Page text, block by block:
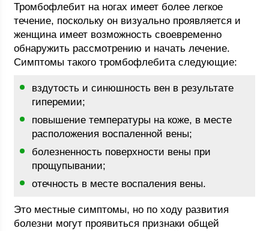
Тромбофлебит на ногах имеет более легкое
течение, поскольку он визуально проявляется и
женщина имеет возможность своевременно
обнаружить рассмотрению и начать лечение.
Симптомы такого тромбофлебита следующие:
вздутость и синюшность вен в результате
гиперемии;
повышение температуры на коже, в месте
расположения воспаленной вены;
болезненность поверхности вены при
прощупывании;
отечность в месте воспаления вены.
Это местные симптомы, но по ходу развития
болезни могут проявиться признаки общей